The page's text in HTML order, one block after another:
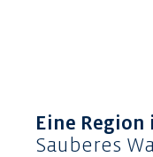
Eine Region
Sauberes